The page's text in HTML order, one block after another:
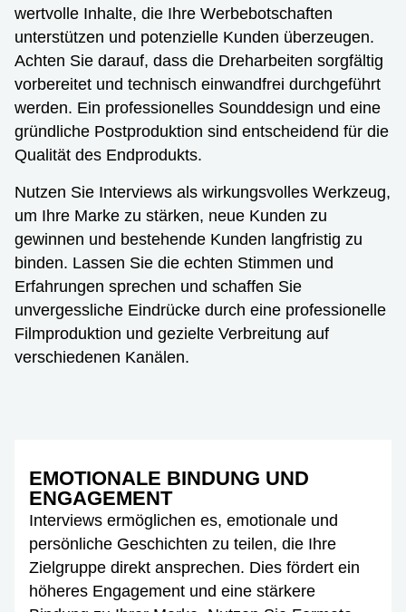
wertvolle Inhalte, die Ihre Werbebotschaften
unterstützen und potenzielle Kunden überzeugen.
Achten Sie darauf, dass die Dreharbeiten sorgfältig
vorbereitet und technisch einwandfrei durchgeführt
werden. Ein professionelles Sounddesign und eine
gründliche Postproduktion sind entscheidend für die
Qualität des Endprodukts.
Nutzen Sie Interviews als wirkungsvolles Werkzeug,
um Ihre Marke zu stärken, neue Kunden zu
gewinnen und bestehende Kunden langfristig zu
binden. Lassen Sie die echten Stimmen und
Erfahrungen sprechen und schaffen Sie
unvergessliche Eindrücke durch eine professionelle
Filmproduktion und gezielte Verbreitung auf
verschiedenen Kanälen.
EMOTIONALE BINDUNG UND
ENGAGEMENT
Interviews ermöglichen es, emotionale und
persönliche Geschichten zu teilen, die Ihre
Zielgruppe direkt ansprechen. Dies fördert ein
höheres Engagement und eine stärkere